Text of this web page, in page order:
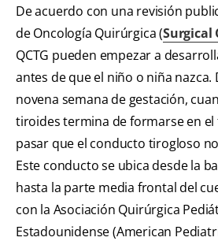
De acuerdo con una revisión
de Oncología Quirúrgica (Surgical
QCTG pueden empezar a
antes de que el niño o niña nazca.
novena semana de gestación,
tiroides termina de formarse en el
pasar que el conducto tirogloso
Este conducto se ubica desde la
hasta la parte media frontal del
con la Asociación Quirúrgica
Estadounidense ( American